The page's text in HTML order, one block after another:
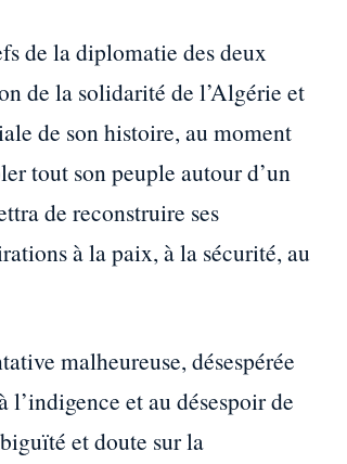
de la diplomatie des deux
de la solidarité de l’Algérie et
de son histoire, au moment
tout son peuple autour d’un
de reconstruire ses
à la paix, à la sécurité, au
malheureuse, désespérée
l’indigence et au désespoir de
et doute sur la